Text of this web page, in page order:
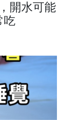
開水可能
吃